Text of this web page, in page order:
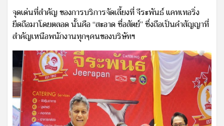
จุดเด่นที่สำคัญ ของการบริการจัดเลี้ยงที่ จีระพันธ์ แคทเทอริ่ง
ยึดถือมาโดยตลอด นั้นคือ “สะอาด ซื่อสัตย์” ซึ่งถือเป็นคำสัญญาที่
สำคัญเหนือพนักงานทุกๆคนของบริษัทฯ